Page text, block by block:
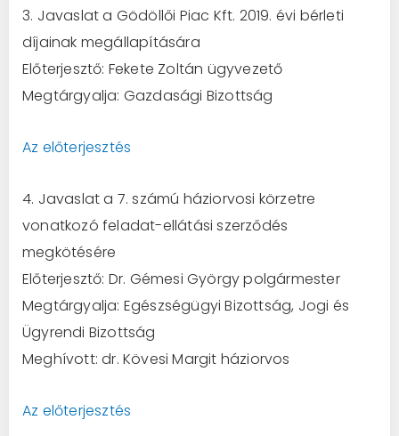
3. Javaslat a Gödöllői Piac Kft. 2019. évi bérleti
díjainak megállapítására
Előterjesztő: Fekete Zoltán ügyvezető
Megtárgyalja: Gazdasági Bizottság
Az előterjesztés
4. Javaslat a 7. számú háziorvosi körzetre
vonatkozó feladat-ellátási szerződés
megkötésére
Előterjesztő: Dr. Gémesi György polgármester
Megtárgyalja: Egészségügyi Bizottság, Jogi és
Ügyrendi Bizottság
Meghívott: dr. Kövesi Margit háziorvos
Az előterjesztés